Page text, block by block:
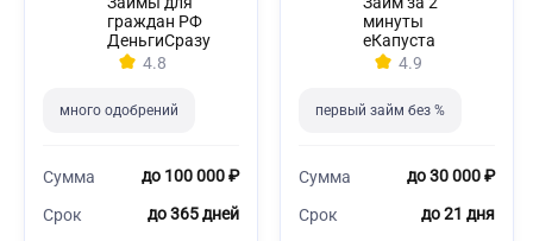
граждан РФ
ДеньгиСразу
4.8
много одобрений
Сумма до 100 000 ₽
Срок до 365 дней
минуты
еКапуста
4.9
первый займ без %
Сумма до 30 000 ₽
Срок до 21 дня